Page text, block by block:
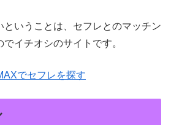
ということは、セフレとのマッチン
イチオシのサイトです。
でセフレを探す